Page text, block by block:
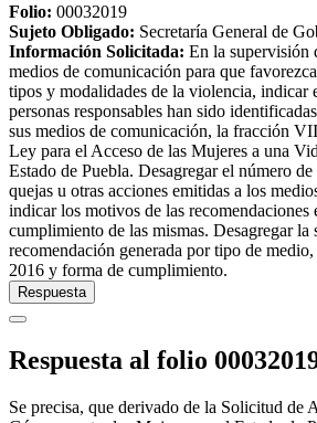
Folio: 00032019
Sujeto Obligado: Secretaría General de
Información Solicitada: En la supervisión
medios de comunicación para que
tipos y modalidades de la violencia, indicar
personas responsables han sido
sus medios de comunicación, la fracción
Ley para el Acceso de las Mujeres a una
Estado de Puebla. Desagregar el número
quejas u otras acciones emitidas a los
indicar los motivos de las recomendaciones
cumplimiento de las mismas. Desagregar la
recomendación generada por tipo de
2016 y forma de cumplimiento.
Respuesta
Respuesta al folio
Se precisa, que derivado de la Solicitud de